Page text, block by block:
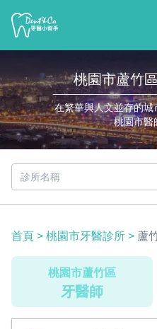
桃園市蘆竹
在繁華與人文並存的
桃園市醫
首頁 > 桃園市牙醫診所 > 蘆
桃園市蘆竹區
牙醫師